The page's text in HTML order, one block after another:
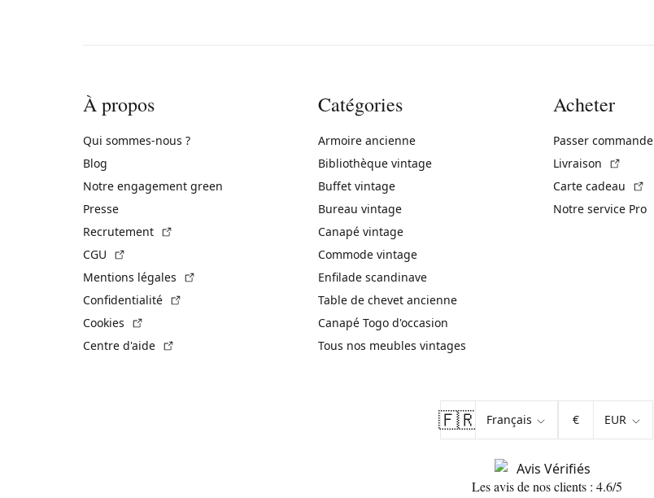
À propos
Qui sommes-nous ?
Blog
Notre engagement green
Presse
Recrutement
CGU
Mentions légales
Confidentialité
Cookies
Centre d'aide
Catégories
Armoire ancienne
Bibliothèque vintage
Buffet vintage
Bureau vintage
Canapé vintage
Commode vintage
Enfilade scandinave
Table de chevet ancienne
Canapé Togo d'occasion
Tous nos meubles vintages
Acheter
Passer commande
Livraison
Carte cadeau
Notre service Pro
🇫🇷 €
Les avis de nos clients : 4.6/5